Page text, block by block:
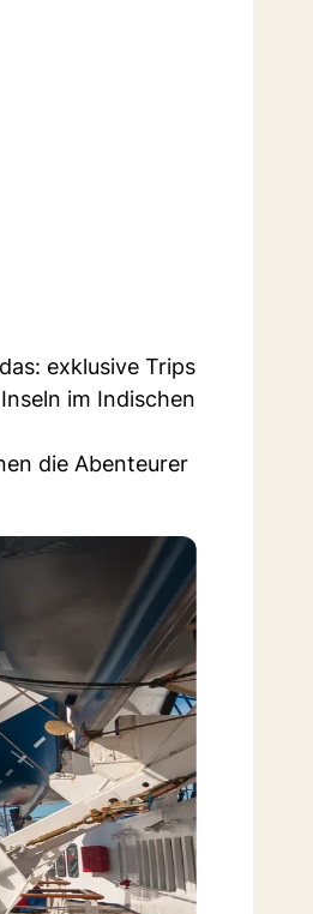
exklusive Trips
im Indischen
die Abenteurer